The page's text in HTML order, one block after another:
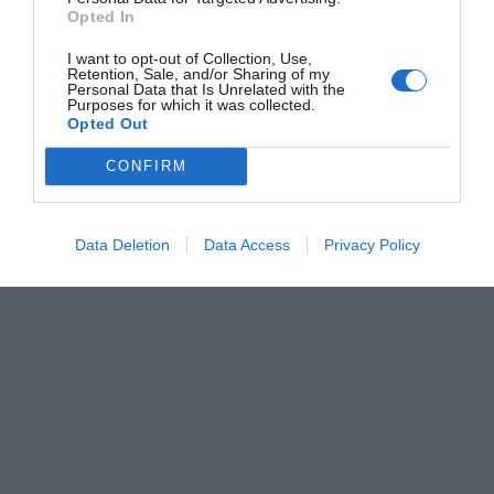
Opted In
I want to opt-out of Collection, Use,
Retention, Sale, and/or Sharing of my
Personal Data that Is Unrelated with the
Purposes for which it was collected.
Opted Out
CONFIRM
Data Deletion Data Access Privacy Policy